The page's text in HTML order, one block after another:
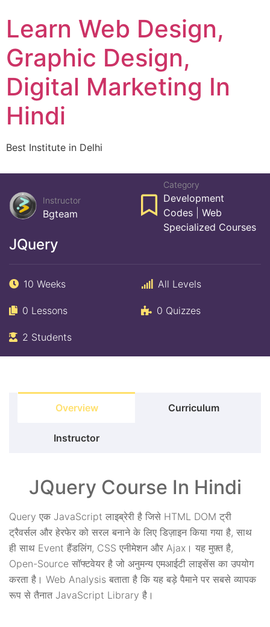
to
content
Learn Web Design,
Graphic Design,
Digital Marketing In
Hindi
Best Institute in Delhi
Web Specialized Courses
Instructor
Bgteam
Category
Development
Codes
Web
Specialized Courses
JQuery
10 Weeks All Levels
0 Lessons 0 Quizzes
2 Students
Overview Curriculum
Instructor
JQuery Course In Hindi
Query एक JavaScript लाइब्रेरी है जिसे HTML DOM ट्री
ट्रैवर्सल और हेरफेर को सरल बनाने के लिए डिज़ाइन किया गया है, साथ
ही साथ Event हैंडलिंग, CSS एनीमेशन और Ajax। यह मुफ़्त है,
Open-Source सॉफ्टवेयर है जो अनुमन्य एमआईटी लाइसेंस का उपयोग
करता है। Web Analysis बताता है कि यह बड़े पैमाने पर सबसे व्यापक
रूप से तैनात JavaScript Library है।